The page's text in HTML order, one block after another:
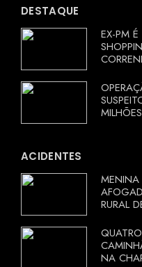
DESTAQUE
EX-PM É
ACIDENTES
RURAL
NA